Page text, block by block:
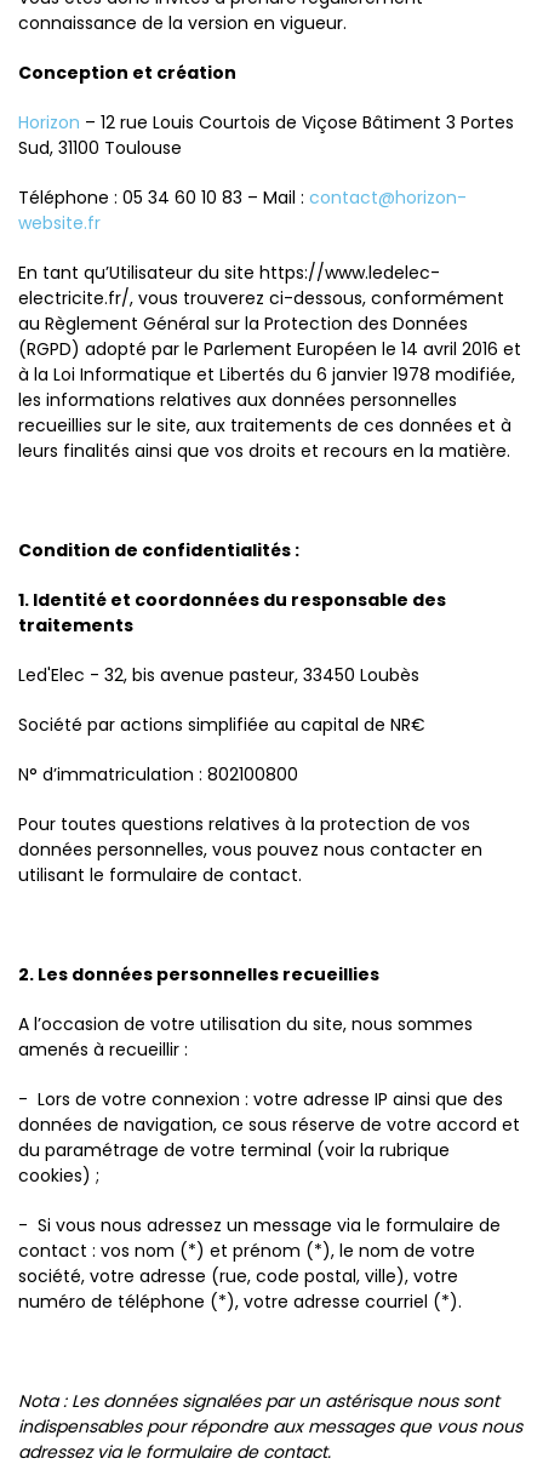
connaissance de la version en vigueur.
Conception et création
Horizon – 12 rue Louis Courtois de Viçose Bâtiment 3 Portes
Sud, 31100 Toulouse
Téléphone : 05 34 60 10 83 – Mail : contact@horizon-
website.fr
En tant qu’Utilisateur du site https://www.ledelec-
electricite.fr/, vous trouverez ci-dessous, conformément
au Règlement Général sur la Protection des Données
(RGPD) adopté par le Parlement Européen le 14 avril 2016 et
à la Loi Informatique et Libertés du 6 janvier 1978 modifiée,
les informations relatives aux données personnelles
recueillies sur le site, aux traitements de ces données et à
leurs finalités ainsi que vos droits et recours en la matière.
Condition de confidentialités :
1. Identité et coordonnées du responsable des
traitements
Led'Elec - 32, bis avenue pasteur, 33450 Loubès
Société par actions simplifiée au capital de NR€
N° d’immatriculation : 802100800
Pour toutes questions relatives à la protection de vos
données personnelles, vous pouvez nous contacter en
utilisant le formulaire de contact.
2. Les données personnelles recueillies
A l’occasion de votre utilisation du site, nous sommes
amenés à recueillir :
- Lors de votre connexion : votre adresse IP ainsi que des
données de navigation, ce sous réserve de votre accord et
du paramétrage de votre terminal (voir la rubrique
cookies) ;
- Si vous nous adressez un message via le formulaire de
contact : vos nom (*) et prénom (*), le nom de votre
société, votre adresse (rue, code postal, ville), votre
numéro de téléphone (*), votre adresse courriel (*).
Nota : Les données signalées par un astérisque nous sont
indispensables pour répondre aux messages que vous nous
adressez via le formulaire de contact.